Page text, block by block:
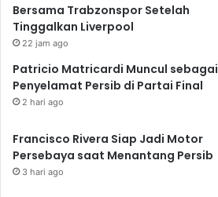
Bersama Trabzonspor Setelah
Tinggalkan Liverpool
22 jam ago
Patricio Matricardi Muncul sebagai
Penyelamat Persib di Partai Final
2 hari ago
Francisco Rivera Siap Jadi Motor
Persebaya saat Menantang Persib
3 hari ago